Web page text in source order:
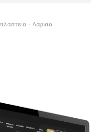
- Λαρισα